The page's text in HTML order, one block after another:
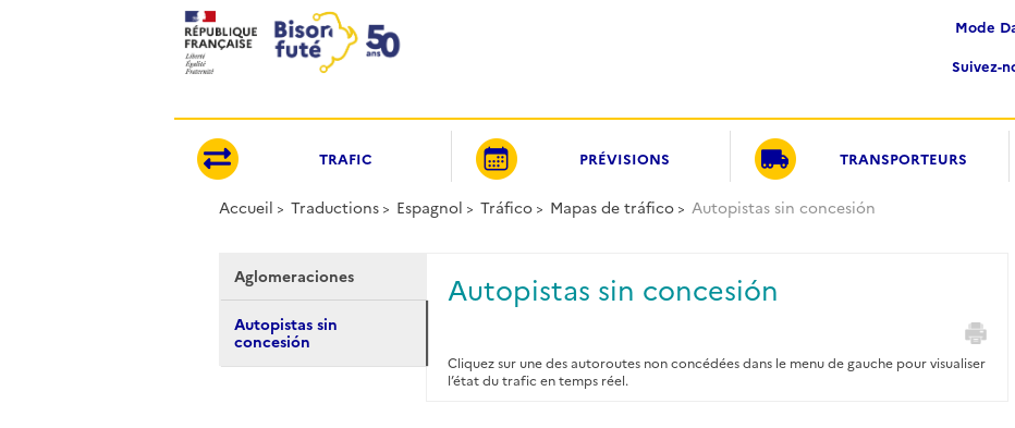
Mode
Suivez-
TRAFIC PRÉVISIONS TRANSPORTEURS
Accueil Traductions Espagnol Tráfico Mapas de tráfico Autopistas sin concesión
Aglomeraciones
Autopistas sin
concesión
Autopistas sin concesión
Cliquez sur une des autoroutes non concédées dans le menu de gauche pour visualiser
l’état du trafic en temps réel.
Panneau de gestion des cookies